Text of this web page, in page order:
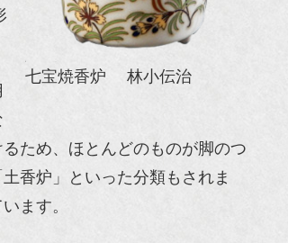
七宝焼香炉 林小伝治
ため、ほとんどのものが脚のつ
香炉」といった分類もされま
ます。